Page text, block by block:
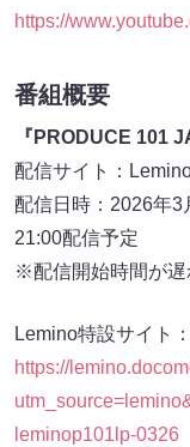
https://
番組概要
『PRODUCE 101
配信サイト：
配信日時：2026年3
21:00配信予定
※配信開始時間が遅
Lemino特設サイト：
https://
leminop101lp-0326